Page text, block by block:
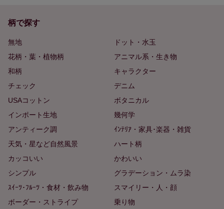
柄で探す
無地
ドット・水玉
花柄・葉・植物柄
アニマル系・生き物
和柄
キャラクター
チェック
デニム
USAコットン
ボタニカル
インポート生地
幾何学
アンティーク調
ｲﾝﾃﾘｱ・家具･楽器・雑貨
天気・星など自然風景
ハート柄
カッコいい
かわいい
シンプル
グラデーション・ムラ染
ｽｲｰﾂ･ﾌﾙｰﾂ・食材・飲み物
スマイリー・人・顔
ボーダー・ストライプ
乗り物